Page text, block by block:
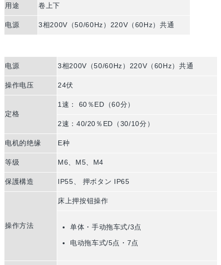
用途 卷上下
电源 3相200V（50/60Hz）220V（60Hz）共通
电源 3相200V（50/60Hz）220V（60Hz）共通
操作电压 24伏
定格
1速： 60％ED（60分）
2速：40/20％ED（30/10分）
电机的绝缘 E种
等级 M6、M5、M4
保護構造 IP55、 押ボタン IP65
操作方法
床上押按钮操作
单体・手动拖车式/3点
电动拖车式/5点・7点